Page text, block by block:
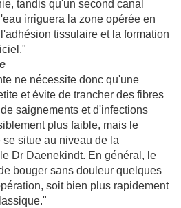
tandis qu'un second canal
irriguera la zone opérée en
tissulaire et la formation
ne nécessite donc qu'une
et évite de trancher des fibres
saignements et d'infections
plus faible, mais le
situe au niveau de la
Dr Daenekindt. En général, le
bouger sans douleur quelques
soit bien plus rapidement